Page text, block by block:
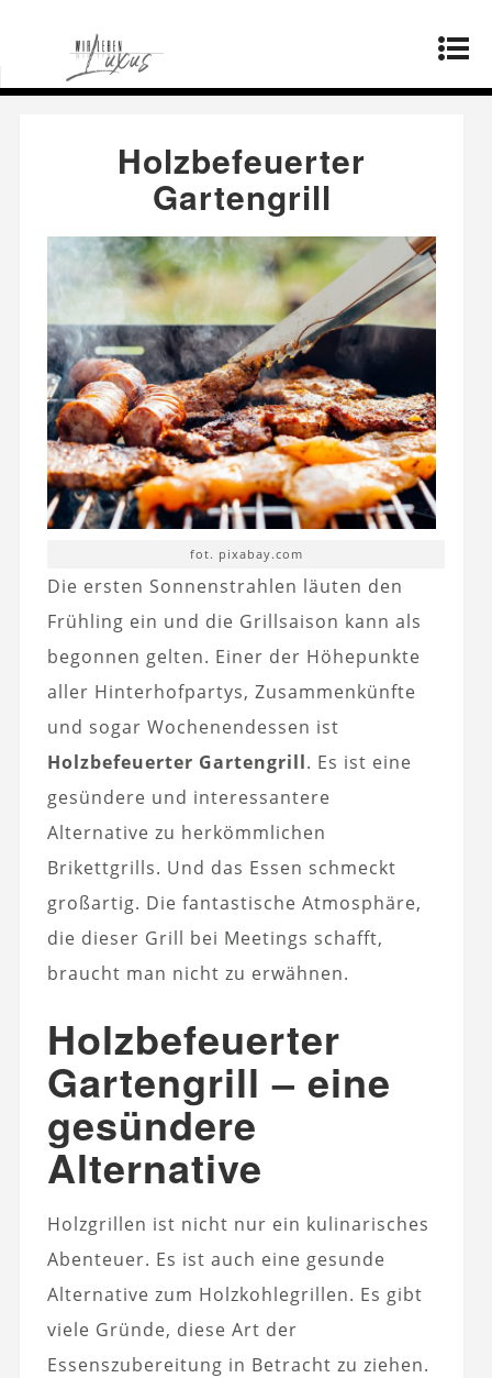
Startseite»
Gartengrill
Holzbefeuerter
Gartengrill
fot. pixabay.com
Die ersten Sonnenstrahlen läuten den
Frühling ein und die Grillsaison kann als
begonnen gelten. Einer der Höhepunkte
aller Hinterhofpartys, Zusammenkünfte
und sogar Wochenendessen ist
Holzbefeuerter Gartengrill. Es ist eine
gesündere und interessantere
Alternative zu herkömmlichen
Brikettgrills. Und das Essen schmeckt
großartig. Die fantastische Atmosphäre,
die dieser Grill bei Meetings schafft,
braucht man nicht zu erwähnen.
Holzbefeuerter
Gartengrill – eine
gesündere
Alternative
Holzgrillen ist nicht nur ein kulinarisches
Abenteuer. Es ist auch eine gesunde
Alternative zum Holzkohlegrillen. Es gibt
viele Gründe, diese Art der
Essenszubereitung in Betracht zu ziehen.